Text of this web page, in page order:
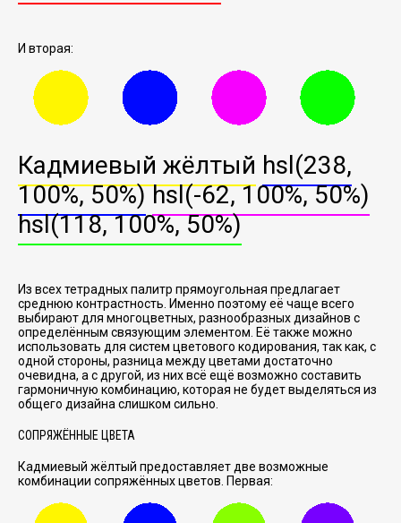
И вторая:
Кадмиевый жёлтый hsl(238,
100%, 50%) hsl(-62, 100%, 50%)
hsl(118, 100%, 50%)
Из всех тетрадных палитр прямоугольная предлагает
среднюю контрастность. Именно поэтому её чаще всего
выбирают для многоцветных, разнообразных дизайнов с
определённым связующим элементом. Её также можно
использовать для систем цветового кодирования, так как, с
одной стороны, разница между цветами достаточно
очевидна, а с другой, из них всё ещё возможно составить
гармоничную комбинацию, которая не будет выделяться из
общего дизайна слишком сильно.
СОПРЯЖЁННЫЕ ЦВЕТА
Кадмиевый жёлтый предоставляет две возможные
комбинации сопряжённых цветов. Первая: